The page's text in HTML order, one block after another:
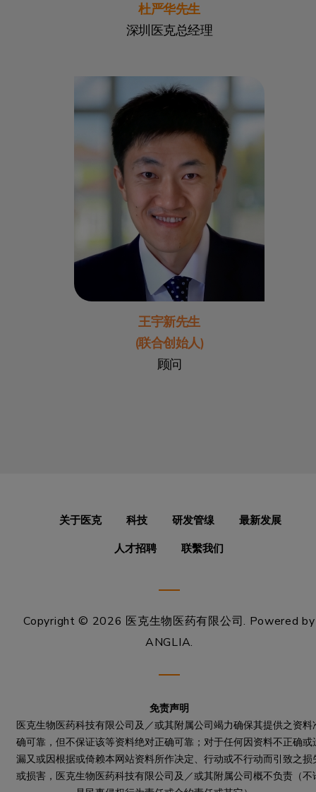
杜严华先生
深圳医克总经理
王宇新先生
(联合创始人)
顾问
关于医克 科技 研发管缐
最新发展
人才招聘
联繫我们
Copyright © 2026 医克生物医药有限公司. Powered by
ANGLIA.
免责声明
医克生物医药科技有限公司及／或其附属公司竭力确保其提供之资料
确可靠，但不保证该等资料绝对正确可靠；对于任何因资料不正确或
漏又或因根据或倚赖本网站资料所作决定、行动或不行动而引致之损
或损害，医克生物医药科技有限公司及／或其附属公司概不负责（不